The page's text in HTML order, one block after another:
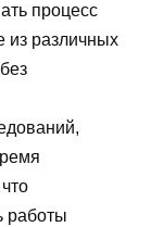
процесс
из различных
работы